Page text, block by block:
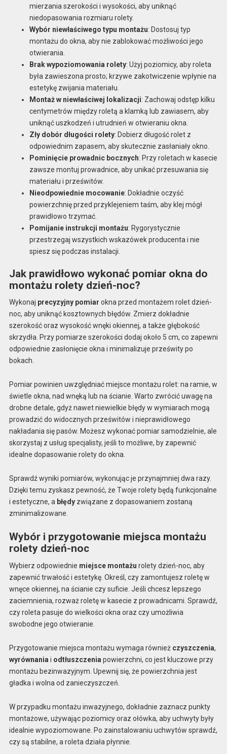
mierzania szerokości i wysokości, aby uniknąć
niedopasowania rozmiaru rolety.
Wybór niewłaściwego typu montażu: Dostosuj typ
montażu do okna, aby nie zablokować możliwości jego
otwierania.
Brak wypoziomowania rolety: Użyj poziomicy, aby roleta
była zawieszona prosto; krzywe zakotwiczenie wpłynie na
estetykę zwijania materiału.
Montaż w niewłaściwej lokalizacji: Zachowaj odstęp kilku
centymetrów między roletą a klamką lub zawiasem, aby
uniknąć uszkodzeń i utrudnień w otwieraniu okna.
Zły dobór długości rolety: Dobierz długość rolet z
odpowiednim zapasem, aby skutecznie zasłaniały okno.
Pominięcie prowadnic bocznych: Przy roletach w kasecie
zawsze montuj prowadnice, aby unikać przesuwania się
materiału i prześwitów.
Nieodpowiednie mocowanie: Dokładnie oczyść
powierzchnię przed przyklejeniem taśm, aby klej mógł
prawidłowo trzymać.
Pomijanie instrukcji montażu: Rygorystycznie
przestrzegaj wszystkich wskazówek producenta i nie
spiesz się podczas instalacji.
Jak prawidłowo wykonać pomiar okna do
montażu rolety dzień-noc?
Wykonaj precyzyjny pomiar okna przed montażem rolet dzień-
noc, aby uniknąć kosztownych błędów. Zmierz dokładnie
szerokość oraz wysokość wnęki okiennej, a także głębokość
skrzydła. Przy pomiarze szerokości dodaj około 5 cm, co zapewni
odpowiednie zasłonięcie okna i minimalizuje prześwity po
bokach.
Pomiar powinien uwzględniać miejsce montażu rolet: na ramie, w
świetle okna, nad wnęką lub na ścianie. Warto zwrócić uwagę na
drobne detale, gdyż nawet niewielkie błędy w wymiarach mogą
prowadzić do widocznych prześwitów i nieprawidłowego
nakładania się pasów. Możesz wykonać pomiar samodzielnie, ale
skorzystaj z usług specjalisty, jeśli to możliwe, by zapewnić
idealne dopasowanie rolety do okna.
Sprawdź wyniki pomiarów, wykonując je przynajmniej dwa razy.
Dzięki temu zyskasz pewność, że Twoje rolety będą funkcjonalne
i estetyczne, a błędyzwiązane z dopasowaniem zostaną
zminimalizowane.
Wybór i przygotowanie miejsca montażu
rolety dzień-noc
Wybierz odpowiednie miejsce montażu rolety dzień-noc, aby
zapewnić trwałość i estetykę. Określ, czy zamontujesz roletę w
wnęce okiennej, na ścianie czy suficie. Jeśli chcesz lepszego
zaciemnienia, rozważ roletę w kasecie z prowadnicami. Sprawdź,
czy roleta pasuje do wielkości okna oraz czy umożliwia
swobodne jego otwieranie.
Przygotowanie miejsca montażu wymaga również czyszczenia,
wyrównania i odtłuszczenia powierzchni, co jest kluczowe przy
montażu bezinwazyjnym. Upewnij się, że powierzchnia jest
gładka i wolna od zanieczyszczeń.
W przypadku montażu inwazyjnego, dokładnie zaznacz punkty
montażowe, używając poziomicy oraz ołówka, aby uchwyty były
idealnie wypoziomowane. Po zainstalowaniu uchwytów sprawdź,
czy są stabilne, a roleta działa płynnie.